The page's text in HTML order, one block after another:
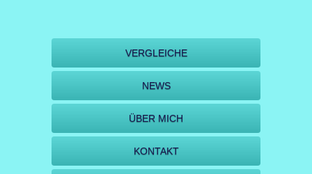
VERGLEICHE
NEWS
ÜBER MICH
KONTAKT